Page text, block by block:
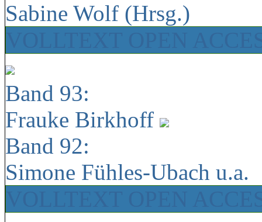
Sabine Wolf (Hrsg.)
Band 93:
Frauke Birkhoff
Band 92:
Simone Fühles-Ubach u.a.